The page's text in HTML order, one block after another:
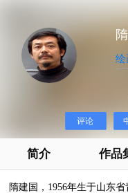
绘
简介 作品
隋建国，1956年生于山东